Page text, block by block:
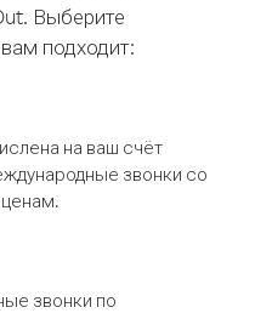
Выберите
подходит:
на ваш счёт
звонки со
звонки по